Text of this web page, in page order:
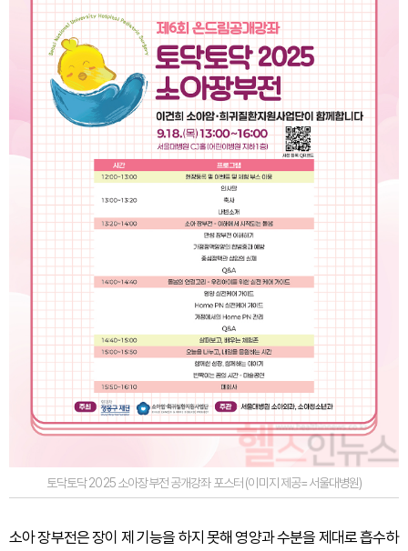
토닥토닥 2025 소아장부전 공개강좌 포스터 (이미지 제공=서울대병원)
소아 장부전은 장이 제 기능을 하지 못해 영양과 수분을 제대로 흡수하